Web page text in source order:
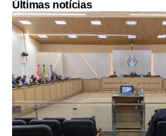
Últimas notícias